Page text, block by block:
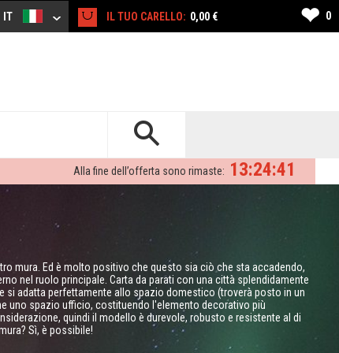
IT IL TUO CARELLO: 0,00 € ❤ 0
13:24:40
Alla fine dell’offerta sono rimaste:
mura. Ed è molto positivo che questo sia ciò che sta accadendo,
nel ruolo principale. Carta da parati con una città splendidamente
adatta perfettamente allo spazio domestico (troverà posto in un
uno spazio ufficio, costituendo l'elemento decorativo più
quindi il modello è durevole, robusto e resistente al di
Sì, è possibile!